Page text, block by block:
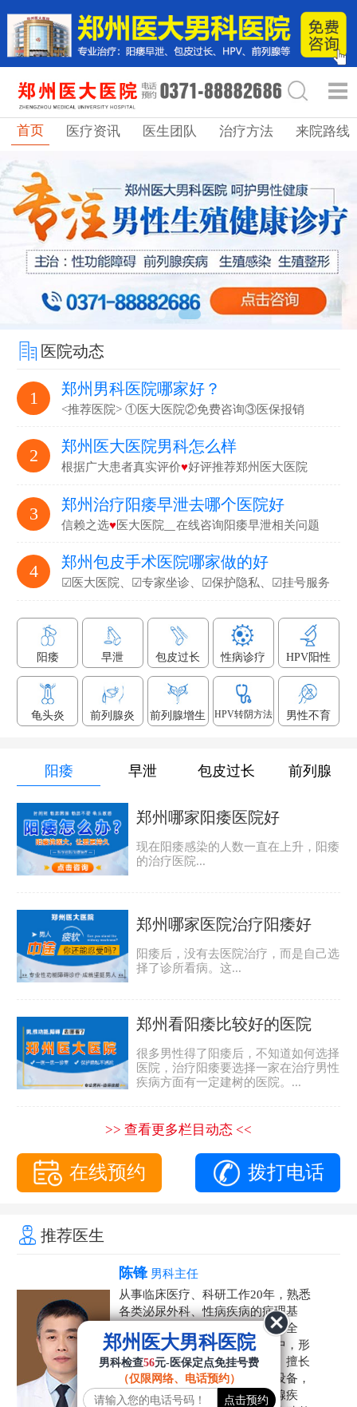
首页 医疗资讯 医生团队 治疗方法 来院路线
医院动态
1 郑州男科医院哪家好？
<推荐医院> ①医大医院②免费咨询③医保报销
2 郑州医大医院男科怎么样
根据广大患者真实评价♥好评推荐郑州医大医院
3 郑州治疗阳痿早泄去哪个医院好
信赖之选♥医大医院▁在线咨询阳痿早泄相关问题
4 郑州包皮手术医院哪家做的好
☑医大医院、☑专家坐诊、☑保护隐私、☑挂号服务
阳痿 早泄 包皮过长 性病诊疗 HPV阳性
龟头炎 前列腺炎 前列腺增生 HPV转阴方法 男性不育
阳痿 早泄 包皮过长 前列腺
郑州哪家阳痿医院好
现在阳痿感染的人数一直在上升，阳痿
的治疗医院...
郑州哪家医院治疗阳痿好
阳痿后，没有去医院治疗，而是自己选
择了诊所看病。这...
郑州看阳痿比较好的医院
很多男性得了阳痿后，不知道如何选择
医院，治疗阳痿要选择一家在治疗男性
疾病方面有一定建树的医院。...
>> 查看更多栏目动态 <<
在线预约 拨打电话
推荐医生
陈锋 男科主任
从事临床医疗、科研工作20年，熟悉
各类泌尿外科、性病疾病的病理基
础，诊断治疗和临床操作，技术全
面。在男科疾病的诊断和诊疗中，形
成了一套独具特色的诊疗方案。擅长
运用国内外先进的医学技术和设备，
科学诊疗各类阳痿早泄、前列腺疾
郑州医大男科医院
男科检查56元-医保定点免挂号费
（仅限网络、电话预约）